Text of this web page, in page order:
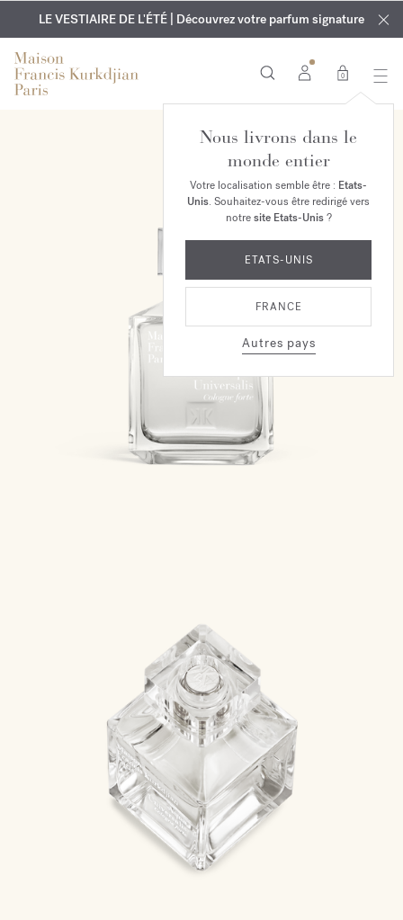
EXCLUSIF | Découvrez le nouveau parfum OUD
velvet mood
dans votre commande*
GRAVURE OFFERTE | Sur tous les parfums et huiles pour le
corps jusqu'au 9 août
LE VESTIAIRE DE L'ÉTÉ | Découvrez votre parfum signature
0
Nous livrons dans le
monde entier
Votre localisation semble être : Etats-
Unis. Souhaitez-vous être redirigé vers
notresite Etats-Unis?
ETATS-UNIS
FRANCE
Autres pays